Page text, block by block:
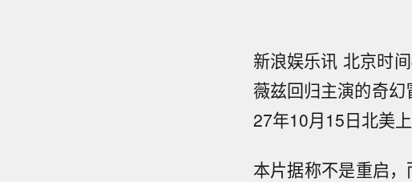
新浪娱乐讯 北京时
薇兹回归主演的奇
27年10月15日北美上
本片据称不是重启